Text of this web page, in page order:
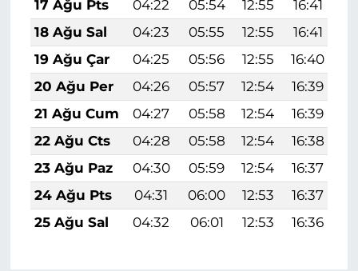
17 Ağu Pts 04:22 05:54 12:55 16:41
18 Ağu Sal
04:23 05:55 12:55 16:41
19 Ağu Çar
04:25 05:56 12:55 16:40
20 Ağu Per
04:26 05:57 12:54 16:39
21 Ağu Cum
04:27 05:58 12:54 16:39
22 Ağu Cts
04:28 05:58 12:54 16:38
23 Ağu Paz
04:30 05:59 12:54 16:37
24 Ağu Pts
04:31 06:00 12:53 16:37
25 Ağu Sal
04:32 06:01 12:53 16:36